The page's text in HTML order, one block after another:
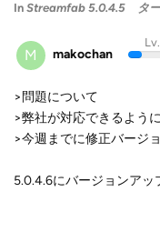
In Streamfab 5.0.4.5 ター
M makochan
>問題について
>弊社が対応できるよう
>今週までに修正バージ
5.0.4.6にバージョンアッ